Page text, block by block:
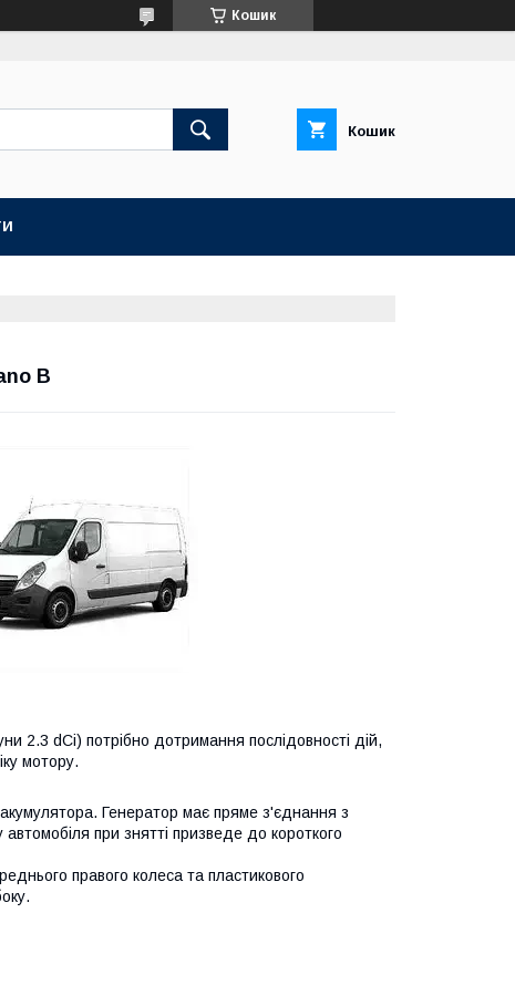
Кошик
Кошик
B
2.3 dCi) потрібно дотримання послідовності дій,
мотору.
Генератор має пряме з'єднання з
при знятті призведе до короткого
правого колеса та пластикового